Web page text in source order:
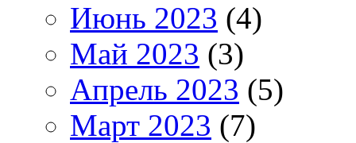
Июнь 2023 (4)
Май 2023 (3)
Апрель 2023 (5)
Март 2023 (7)